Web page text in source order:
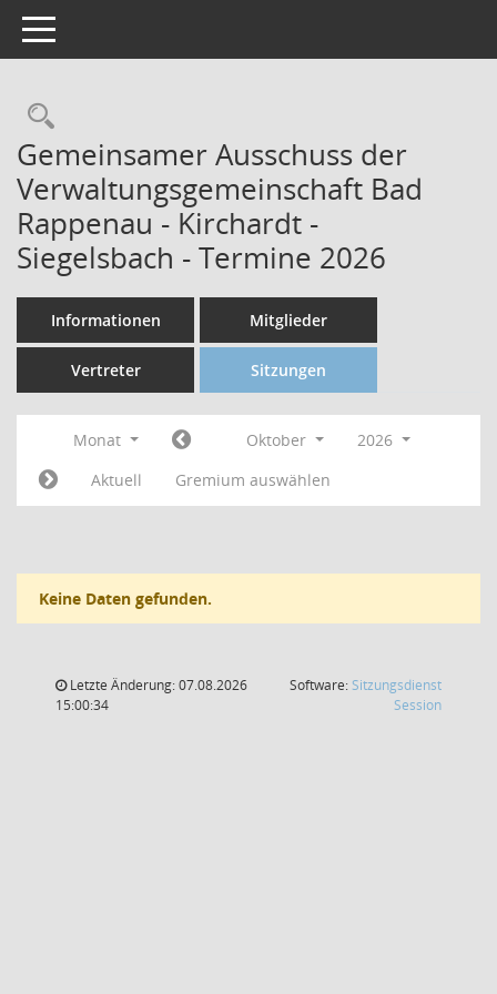
Toggle navigation
Gemeinsamer Ausschuss der
Verwaltungsgemeinschaft Bad
Rappenau - Kirchardt -
Siegelsbach - Termine 2026
Informationen Mitglieder
Vertreter Sitzungen
Monat Oktober
2026
Aktuell
Gremium auswählen
Keine Daten gefunden.
Letzte Änderung: 07.08.2026
15:00:34
Software: Sitzungsdienst
Session(Wird in